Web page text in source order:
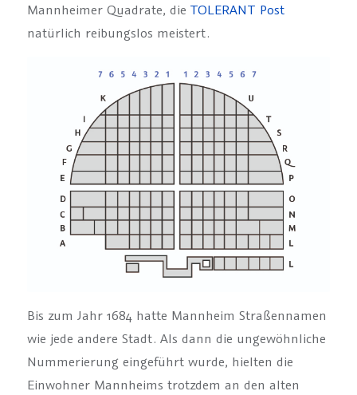
Mannheimer Quadrate, die TOLERANT Post
natürlich reibungslos meistert.
Bis zum Jahr 1684 hatte Mannheim Straßennamen
wie jede andere Stadt. Als dann die ungewöhnliche
Nummerierung eingeführt wurde, hielten die
Einwohner Mannheims trotzdem an den alten